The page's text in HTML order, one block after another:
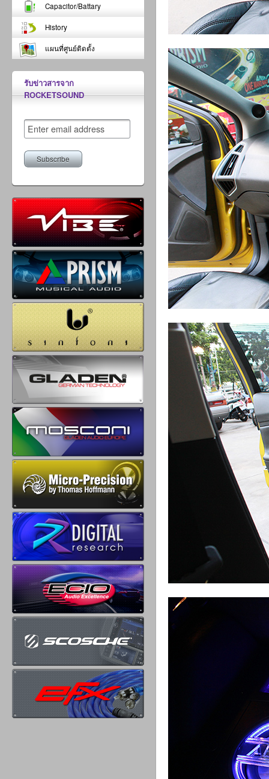
Capacitor/Battary
History
แผนที่ศูนย์ติดตั้ง
รับข่าวสารจาก
ROCKETSOUND